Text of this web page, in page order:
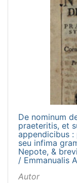
De nominum
praeteritis, et
appendicibus :
seu infima
Nepote, &
/ Emmanualis
Autor